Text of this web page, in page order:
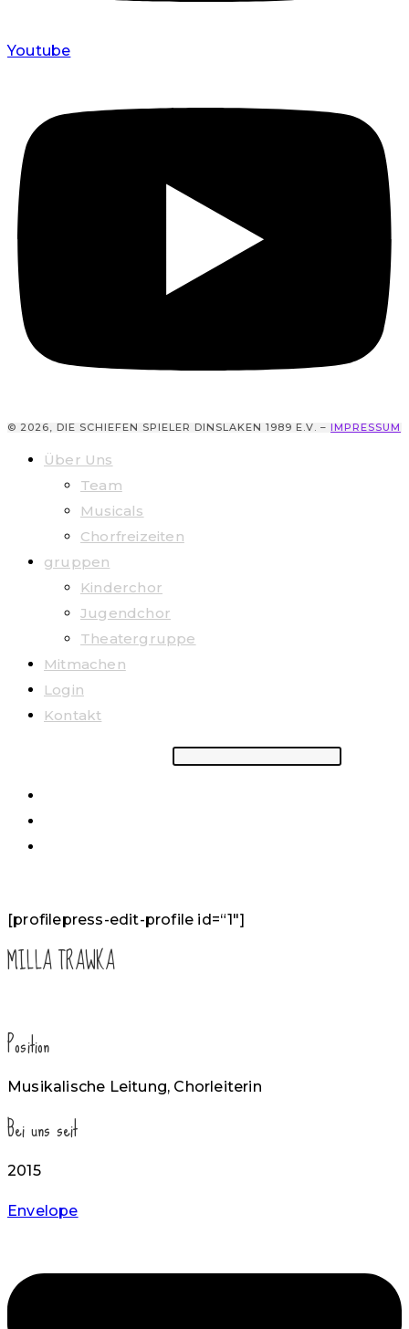
Youtube
© 2026, DIE SCHIEFEN SPIELER DINSLAKEN 1989 E.V. – IMPRESSUM
Über Uns
Team
Musicals
Chorfreizeiten
gruppen
Kinderchor
Jugendchor
Theatergruppe
Mitmachen
Login
Kontakt
[profilepress-edit-profile id=“1″]
MILLA TRAWKA
Position
Musikalische Leitung, Chorleiterin
Bei uns seit
2015
Envelope